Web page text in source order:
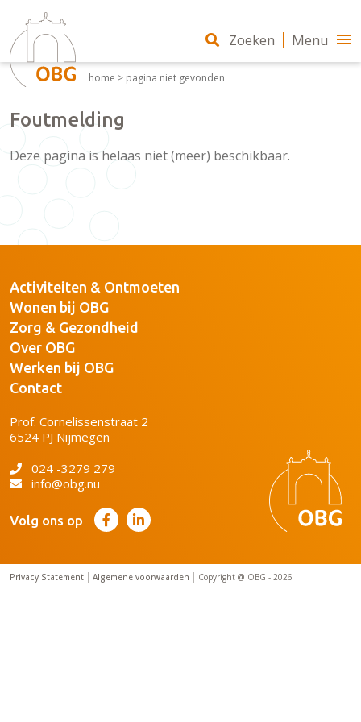
home > pagina niet gevonden
Foutmelding
Deze pagina is helaas niet (meer) beschikbaar.
Activiteiten & Ontmoeten
Wonen bij OBG
Zorg & Gezondheid
Over OBG
Werken bij OBG
Contact
Prof. Cornelissenstraat 2
6524 PJ Nijmegen
024 -3279 279
info@obg.nu
Volg ons op
Privacy Statement Algemene voorwaarden Copyright @ OBG - 2026
Zoeken Menu